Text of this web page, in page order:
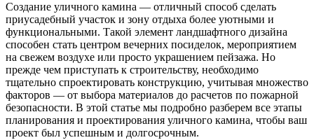
Создание уличного камина — отличный способ сделать
приусадебный участок и зону отдыха более уютными и
функциональными. Такой элемент ландшафтного дизайна
способен стать центром вечерних посиделок, мероприятием
на свежем воздухе или просто украшением пейзажа. Но
прежде чем приступать к строительству, необходимо
тщательно спроектировать конструкцию, учитывая множество
факторов — от выбора материалов до расчетов по пожарной
безопасности. В этой статье мы подробно разберем все этапы
планирования и проектирования уличного камина, чтобы ваш
проект был успешным и долгосрочным.